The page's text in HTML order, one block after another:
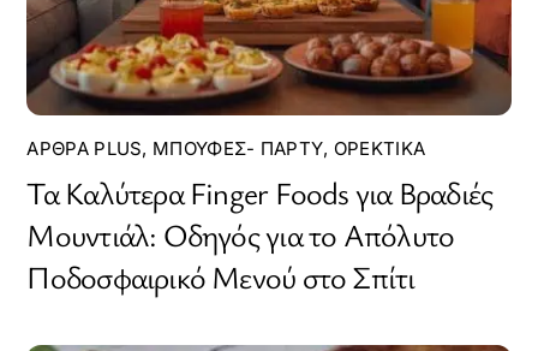
ΆΡΘΡΑ PLUS, ΜΠΟΥΦΈΣ- ΠΆΡΤΥ, ΟΡΕΚΤΙΚΆ
Τα Καλύτερα Finger Foods για Βραδιές
Μουντιάλ: Οδηγός για το Απόλυτο
Ποδοσφαιρικό Μενού στο Σπίτι